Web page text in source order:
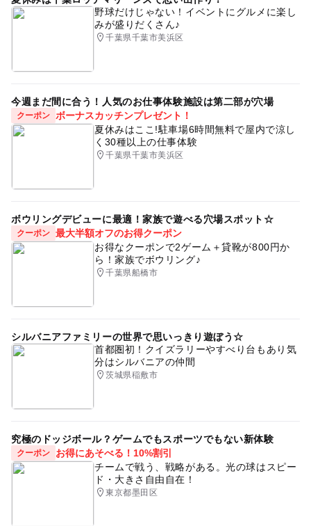
野球だけじゃない！イベントにグルメに楽し
みが盛りだくさん♪
千葉県千葉市美浜区
今週まだ間に合う！人気のお仕事体験施設は第二部が穴場
クーポン
ボーナスカッチンプレゼント！
夏休みはここ!駐車場6時間無料で屋内で涼し
く30種以上の仕事体験
千葉県千葉市美浜区
ボウリングデビューに最適！家族で遊べる穴場スポット☆
クーポン 最大半額オフのお得クーポン
お得なクーポンで2ゲーム＋貸靴が800円か
ら！家族でボウリング♪
千葉県船橋市
シルバニアファミリーの世界で思いっきり遊ぼう☆
首都圏初！クイズラリーやすべり台もあり気
分はシルバニアの仲間
茨城県稲敷市
究極のドッジボール？ゲームでもスポーツでもない新体験
クーポン
お得にあそべる！10%割引
チームで戦う、戦略がある。光の球はスピー
ド・大きさ自由自在！
東京都墨田区